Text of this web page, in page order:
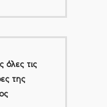
όλες τις
της